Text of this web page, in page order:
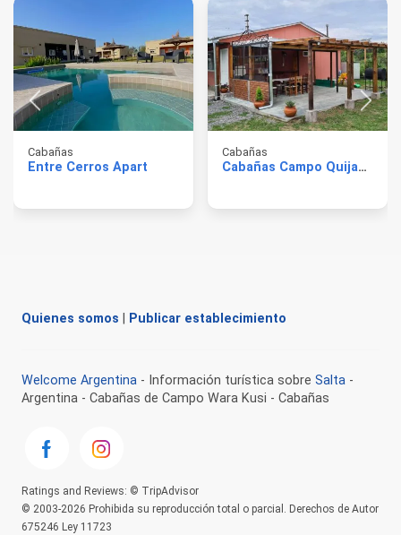
Cabañas
Entre Cerros Apart
Cabañas
Cabañas Campo Quijano
Quienes somos Publicar establecimiento
Welcome Argentina - Información turística sobre Salta -
Argentina - Cabañas de Campo Wara Kusi - Cabañas
Ratings and Reviews: © TripAdvisor
© 2003-2026 Prohibida su reproducción total o parcial. Derechos de Autor
675246 Ley 11723